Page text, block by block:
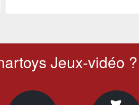
Jeux-vidéo ?